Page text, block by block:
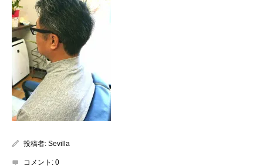
投稿者: Sevilla
コメント: 0